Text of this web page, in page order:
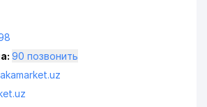
90 позвонить